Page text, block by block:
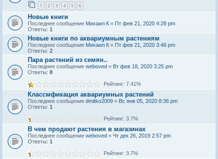
1 2 3 4 5 6
Новые книги
Последнее сообщение Михаил К « Пт фев 21, 2020 4:28 pm
Ответы: 1
Новые книги по аквариумным растениям
Последнее сообщение Михаил К « Пт фев 21, 2020 3:46 pm
Ответы: 2
Пара растений из семян..
Последнее сообщение weboved « Вт фев 18, 2020 3:25 pm
Ответы: 8
Рейтинг: 7.41%
Классмфикация аквариумных растений
Последнее сообщение dmitko2009 « Вс янв 05, 2020 8:36 pm
Ответы: 1
Рейтинг: 3.7%
В чем продают растения в магазинах
Последнее сообщение weboved « Чт дек 26, 2019 2:57 pm
Ответы: 1
Рейтинг: 3.7%